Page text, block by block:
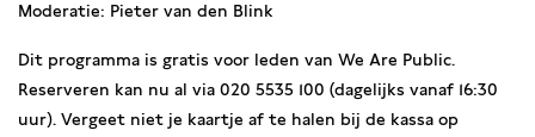
Moderatie: Pieter van den Blink
Dit programma is gratis voor leden van We Are Public.
Reserveren kan nu al via 020 5535 100 (dagelijks vanaf 16:30
uur). Vergeet niet je kaartje af te halen bij de kassa op